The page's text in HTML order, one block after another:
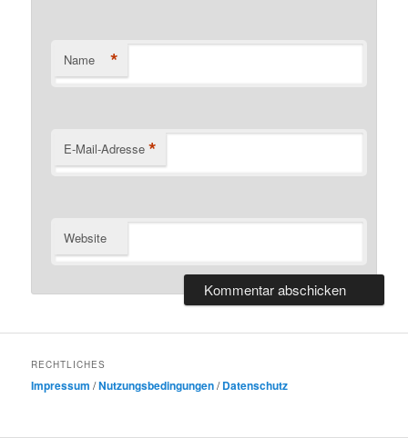
Name *
E-Mail-Adresse *
Website
RECHTLICHES
Impressum /Nutzungsbedingungen/Datenschutz